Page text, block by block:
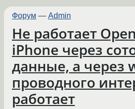
Форум — Admin
Не работает
iPhone через
данные, а через
проводного
работает